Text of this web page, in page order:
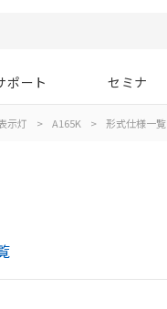
ポート セミナ
示灯 > A165K > 形式仕様一覧